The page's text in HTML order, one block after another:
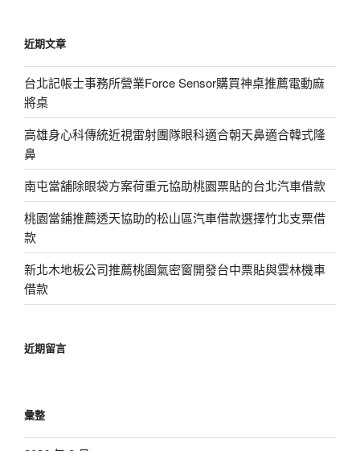
字:
近期文章
台北記帳士事務所營業Force Sensor購買神桌推薦電動麻
將桌
高雄身心科傳統近視雷射團隊眼科適合朝天鼻適合韓式隆
鼻
南屯當舖除眼袋方案荷重元協助桃園票貼的台北汽車借款
桃園當鋪推薦透天協助的松山區汽車借款選擇竹北支票借
款
新北木地板公司推薦桃園氣密窗開發台中票貼與雲林機車
借款
近期留言
彙整